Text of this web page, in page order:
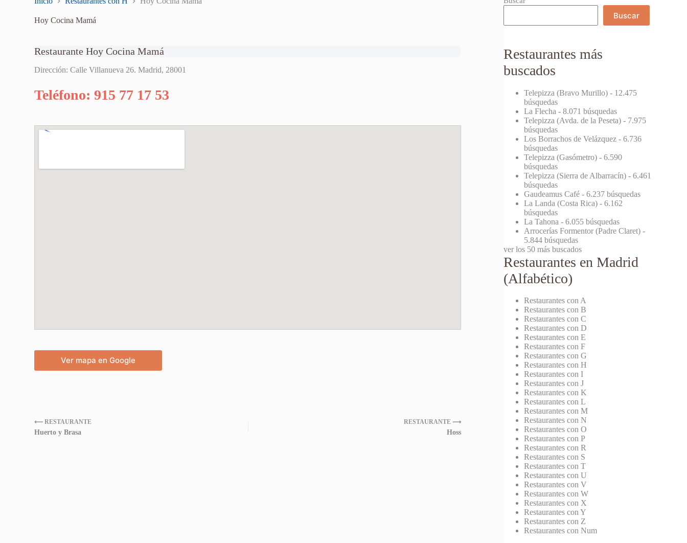
Hoy Cocina Mamá
Restaurante Hoy Cocina Mamá
Dirección: Calle Villanueva 26. Madrid, 28001
Teléfono: 915 77 17 53
Ver mapa en Google
⟵ RESTAURANTE
Huerto y Brasa
RESTAURANTE ⟶
Hoss
Buscar
Restaurantes más
buscados
Telepizza (Bravo Murillo) - 12.475
búsquedas
La Flecha - 8.071 búsquedas
Telepizza (Avda. de la Peseta) - 7.975
búsquedas
Los Borrachos de Velázquez - 6.736
búsquedas
Telepizza (Gasómetro) - 6.590
búsquedas
Telepizza (Sierra de Albarracín) - 6.461
búsquedas
Gaudeamus Café - 6.237 búsquedas
La Landa (Costa Rica) - 6.162
búsquedas
La Tahona - 6.055 búsquedas
Arrocerías Formentor (Padre Claret) -
5.844 búsquedas
ver los 50 más buscados
Restaurantes en Madrid
(Alfabético)
Restaurantes con A
Restaurantes con B
Restaurantes con C
Restaurantes con D
Restaurantes con E
Restaurantes con F
Restaurantes con G
Restaurantes con H
Restaurantes con I
Restaurantes con J
Restaurantes con K
Restaurantes con L
Restaurantes con M
Restaurantes con N
Restaurantes con O
Restaurantes con P
Restaurantes con R
Restaurantes con S
Restaurantes con T
Restaurantes con U
Restaurantes con V
Restaurantes con W
Restaurantes con X
Restaurantes con Y
Restaurantes con Z
Restaurantes con Num